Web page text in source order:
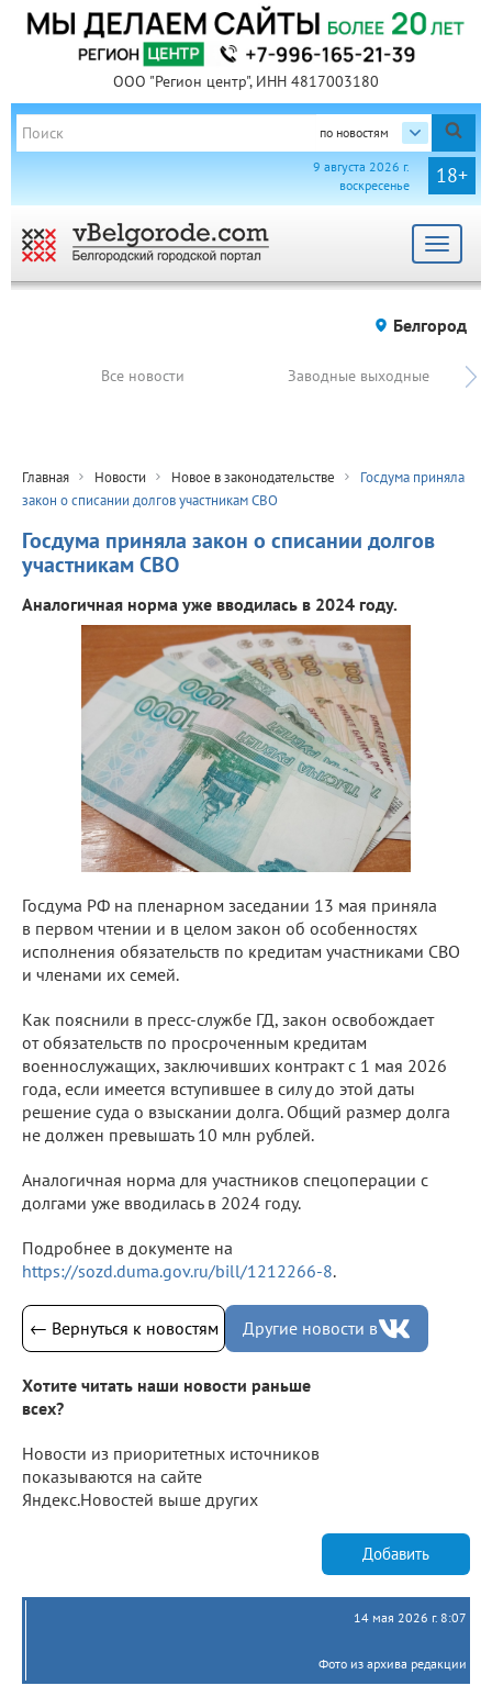
ООО "Регион центр", ИНН 4817003180
по новостям
18+
9 августа 2026 г.
воскресенье
Toggle
Белгород
Все новости Заводные выходные
Главная Новости Новое в законодательстве
Госдума приняла
закон о списании долгов участникам СВО
Госдума приняла закон о списании долгов
участникам СВО
Аналогичная норма уже вводилась в 2024 году.
Госдума РФ на пленарном заседании 13 мая приняла
в первом чтении и в целом закон об особенностях
исполнения обязательств по кредитам участниками СВО
и членами их семей.
Как пояснили в пресс-службе ГД, закон освобождает
от обязательств по просроченным кредитам
военнослужащих, заключивших контракт с 1 мая 2026
года, если имеется вступившее в силу до этой даты
решение суда о взыскании долга. Общий размер долга
не должен превышать 10 млн рублей.
Аналогичная норма для участников спецоперации с
долгами уже вводилась в 2024 году.
Подробнее в документе на
https://sozd.duma.gov.ru/bill/1212266-8.
← Вернуться к новостям Другие новости в
Хотите читать наши новости раньше
всех?
Новости из приоритетных источников
показываются на сайте
Яндекс.Новостей выше других
Добавить
14 мая 2026 г. 8:07
Фото из архива редакции